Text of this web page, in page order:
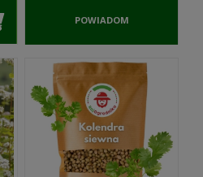
POWIADOM
DOSTĘPNOŚCI